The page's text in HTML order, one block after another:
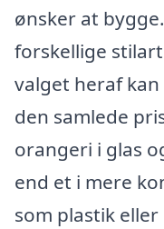
ønsker at
forskellige
valget heraf
den samlede
orangeri i glas
end et i mere
som plastik eller